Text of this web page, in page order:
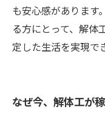
も安心感があります
る方にとって、解体
定した生活を実現で
なぜ今、解体工が